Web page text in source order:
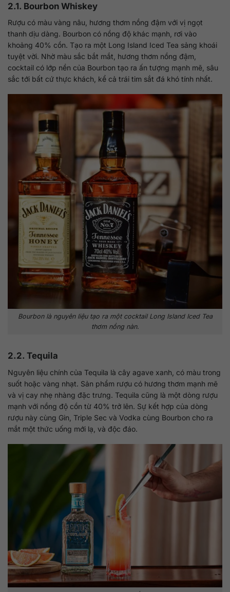
2.1. Bourbon Whiskey
Rượu có màu vàng nâu, hương thơm nồng đậm với vị ngọt
thanh dịu dàng. Bourbon có nồng độ khác mạnh, rơi vào
khoảng 40% cồn. Tạo ra một Long Island Iced Tea sảng khoái
tuyệt vời. Nhờ màu sắc bắt mắt, hương thơm nồng đậm,
cocktail có lớp nền của Bourbon tạo ra ấn tượng mạnh mẽ, sâu
sắc tới bất cứ thực khách, kể cả trái tim sắt đá khó tính nhất.
Bourbon là nguyên liệu tạo ra một cocktail Long Island Iced Tea
thơm nồng nàn.
2.2. Tequila
Nguyên liệu chính của Tequila là cây agave xanh, có màu trong
suốt hoặc vàng nhạt. Sản phẩm rượu có hương thơm mạnh mẽ
và vị cay nhẹ nhàng đặc trưng. Tequila cũng là một dòng rượu
mạnh với nồng độ cồn từ 40% trở lên. Sự kết hợp của dòng
rượu này cùng Gin, Triple Sec và Vodka cùng Bourbon cho ra
mắt một thức uống mới lạ, và độc đáo.